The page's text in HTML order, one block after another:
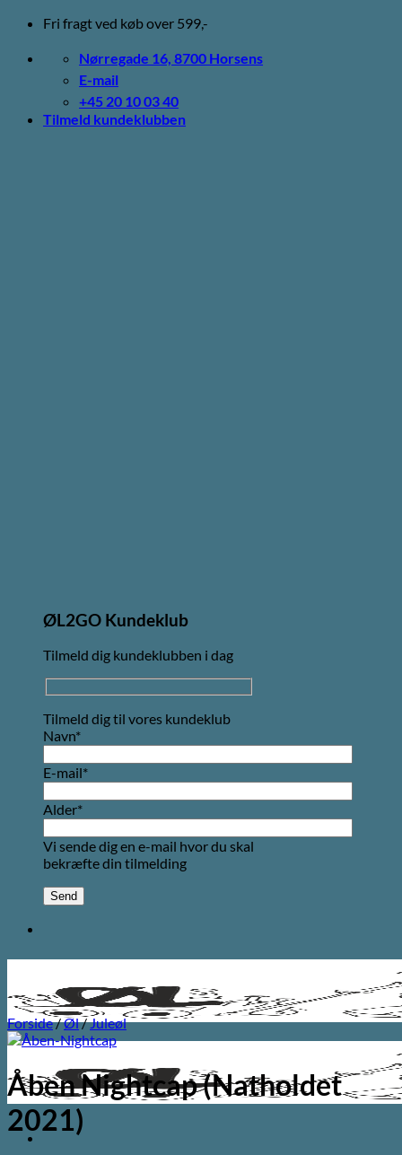
Fortsæt
indhold
Fri fragt ved køb over 599,-
Nørregade 16, 8700 Horsens
E-mail
+45 20 10 03 40
Tilmeld kundeklubben
ØL2GO Kundeklub
Tilmeld dig kundeklubben i dag
Tilmeld dig til vores kundeklub
Navn*
E-mail*
Alder*
Vi sende dig en e-mail hvor du skal
bekræfte din tilmelding
Forside/Øl/Juleøl
Åben Nightcap (Natholdet
2021)